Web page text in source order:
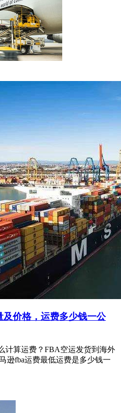
价格，运费多少钱一公
计算运费？FBA空运发货到海外
逊fba运费最低运费是多少钱一